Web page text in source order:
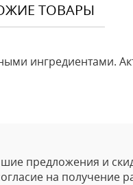
ТОВАРЫ
ингредиентами.
предложения и
на получение